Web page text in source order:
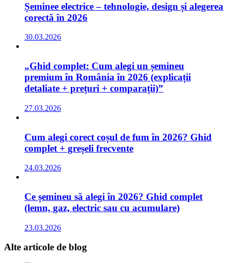
Șeminee electrice – tehnologie, design și alegerea
corectă în 2026
30.03.2026
„Ghid complet: Cum alegi un șemineu
premium în România în 2026 (explicații
detaliate + prețuri + comparații)”
27.03.2026
Cum alegi corect coșul de fum în 2026? Ghid
complet + greșeli frecvente
24.03.2026
Ce șemineu să alegi în 2026? Ghid complet
(lemn, gaz, electric sau cu acumulare)
23.03.2026
Alte articole de blog